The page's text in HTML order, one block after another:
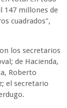
147 millones de
cuadrados",
los secretarios
de Hacienda,
Roberto
el secretario